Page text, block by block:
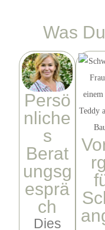
Was
Persö
nliche
s
Berat
ungsg
esprä
ch
Dies